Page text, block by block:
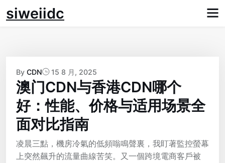
Skip
tosiweiidc
By CDN 15 8 月, 2025
澳门CDN与香港CDN哪个
好：性能、价格与适用场景全
面对比指南
凌晨三點，機房冷氣的低頻嗡鳴聲裏，我盯著監控螢幕
上突然飆升的流量曲線苦笑。又一個跨境電商客戶被